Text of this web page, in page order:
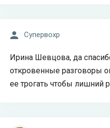
Супервохр
Ирина Шевцова, да
откровенные разговоры
ее трогать чтобы лишний